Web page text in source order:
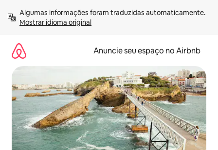
para
Mostrar idioma original
Anuncie seu espaço no Airbnb